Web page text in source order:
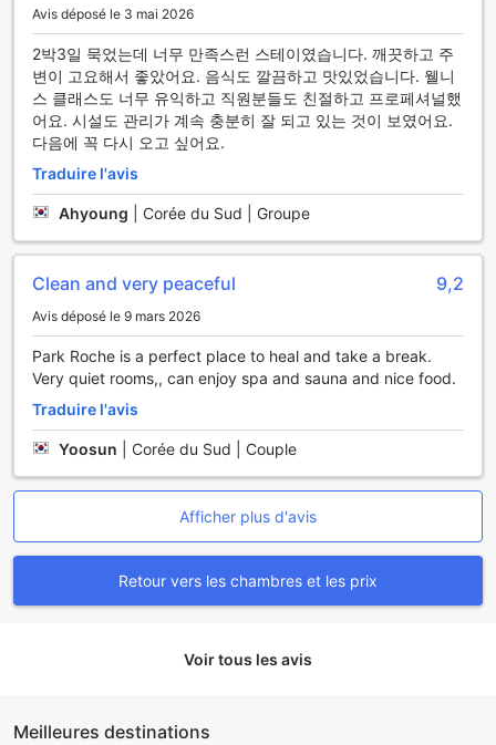
l'établissement met à votre disposition comme un salon et
un espace TV partagés et bibliothèque. Achetez-vous des
souvenirs ou pour les membres de votre famille, aux
Boutiques et magasins de souvenirs.
Pourquoi séjourner ici
La note de cet hôtel est supérieure à celle de 97 % des
prix.
Avis déposé le 3 mai 2026
2박3일 묵었는데 너무 만족스런 스테이였습니다. 깨끗하고 주
변이 고요해서 좋았어요. 음식도 깔끔하고 맛있었습니다. 웰니
스 클래스도 너무 유익하고 직원분들도 친절하고 프로페셔널했
어요. 시설도 관리가 계속 충분히 잘 되고 있는 것이 보였어요.
다음에 꼭 다시 오고 싶어요.
Traduire l'avis
Ahyoung Corée du Sud | Groupe
Clean and very peaceful 9,2
Avis déposé le 9 mars 2026
Park Roche is a perfect place to heal and take a break.
Very quiet rooms,, can enjoy spa and sauna and nice food.
Traduire l'avis
Yoosun Corée du Sud | Couple
Afficher plus d'avis
Retour vers les chambres et les prix
Voir tous les avis
Meilleures destinations